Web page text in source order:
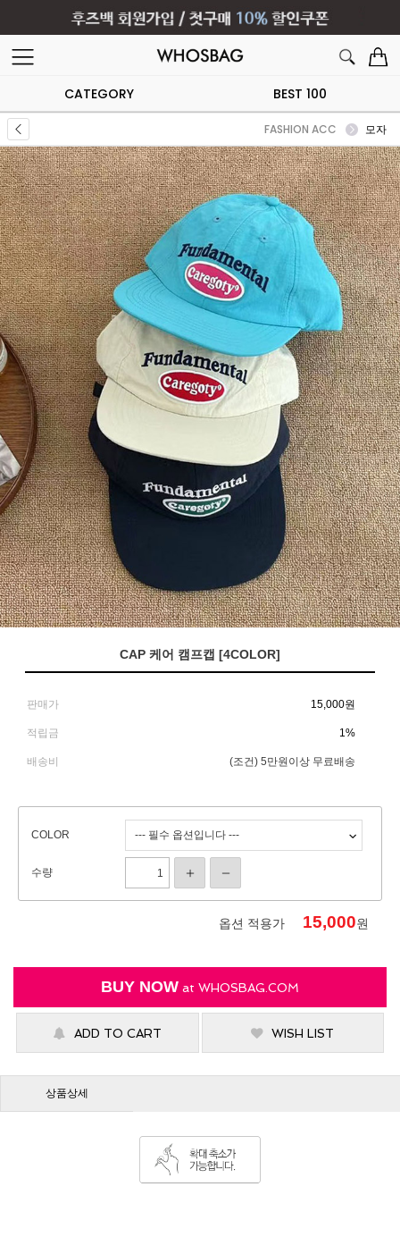
CATEGORY BEST 100
FASHION ACC 모자
CAP 케어 캠프캡 [4COLOR]
판매가 15,000원
적립금 1%
배송비 (조건) 5만원이상 무료배송
COLOR
수량
옵션 적용가 15,000원
BUY NOW at WHOSBAG.COM
ADD TO CART WISH LIST
상품상세